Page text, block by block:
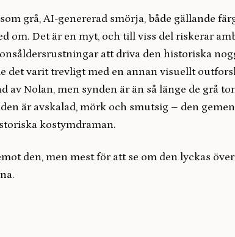
grå, AI-genererad smörja, både gällande
om. Det är en myt, och till viss del riskerar
att driva den historiska
det varit trevligt med en annan visuellt
av Nolan, men synden är än så länge de grå
är avskalad, mörk och smutsig – den
kostymdraman.
den, men mest för att se om den lyckas